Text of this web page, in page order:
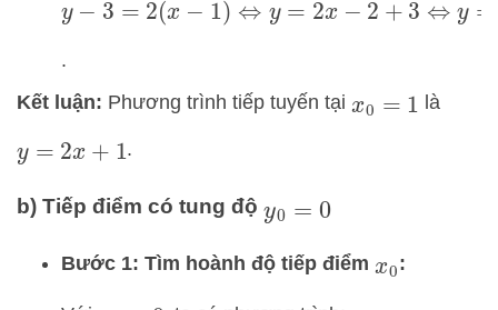
y −3 = 2(x−1) ⇔ y= 2x −2+3⇔ y= 2 x+ 1
.
Kết luận: Phương trình tiếp tuyến tại x0 =1 là
y =2 x+ 1 .
b) Tiếp điểm có tung độ y0 =0
Bước 1: Tìm hoành độ tiếp điểm x0: